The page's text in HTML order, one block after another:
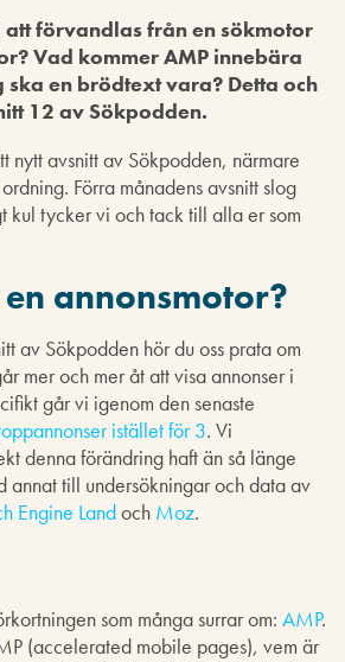
förvandlas från en sökmotor
Vad kommer AMP innebära
ska en brödtext vara? Detta och
12 av Sökpodden.
nytt avsnitt av Sökpodden, närmare
Förra månadens avsnitt slog
kul tycker vi och tack till alla er som
annonsmotor?
av Sökpodden hör du oss prata om
mer och mer åt att visa annonser i
går vi igenom den senaste
istället för 3. Vi
denna förändring haft än så länge
annat till undersökningar och data av
Engine Landoch Moz.
som många surrar om: AMP.
(accelerated mobile pages), vem är